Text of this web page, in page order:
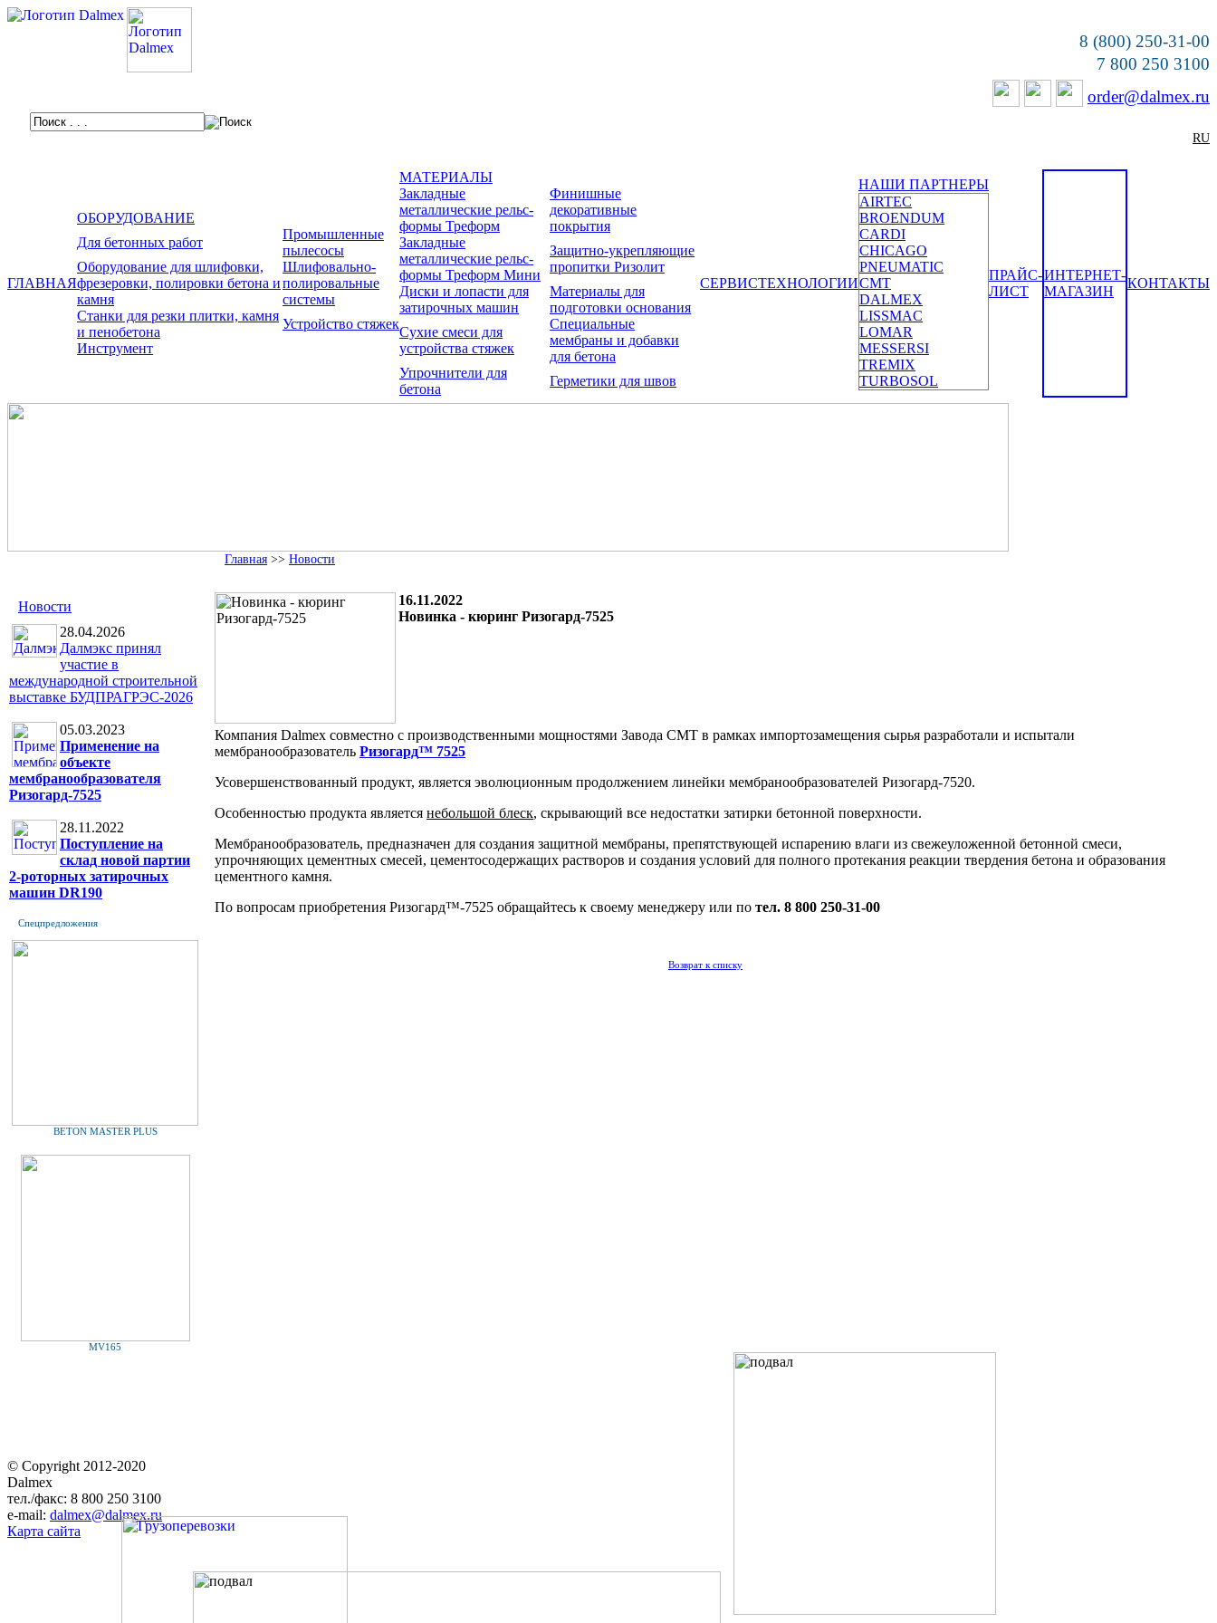
8 (800) 250-31-00
7 800 250 3100
order@dalmex.ru
RU
ГЛАВНАЯ
ОБОРУДОВАНИЕ
Для бетонных работ
Промышленные
пылесосы
Оборудование для шлифовки,
фрезеровки, полировки бетона и
камня
Шлифовально-
полировальные
системы
Станки для резки плитки, камня
и пенобетона
Устройство стяжек
Инструмент
МАТЕРИАЛЫ
Закладные
металлические рельс-
формы Треформ
Финишные
декоративные
покрытия
Закладные
металлические рельс-
формы Треформ Мини
Защитно-укрепляющие
пропитки Ризолит
Диски и лопасти для
затирочных машин
Материалы для
подготовки основания
Сухие смеси для
устройства стяжек
Специальные
мембраны и добавки
для бетона
Упрочнители для
бетона
Герметики для швов
СЕРВИСТЕХНОЛОГИИ
НАШИ ПАРТНЕРЫ
AIRTEC
BROENDUM
CARDI
CHICAGO
PNEUMATIC
CMT
DALMEX
LISSMAC
LOMAR
MESSERSI
TREMIX
TURBOSOL
ПРАЙС-
ЛИСТ
ИНТЕРНЕТ-
МАГАЗИН
КОНТАКТЫ
Главная >> Новости
Новости
28.04.2026
Далмэкс принял
участие в
международной строительной
выставке БУДПРАГРЭС-2026
05.03.2023
Применение на
объекте
мембранообразователя
Ризогард-7525
28.11.2022
Поступление на
склад новой партии
2-роторных затирочных
машин DR190
Спецпредложения
BETON MASTER PLUS
MV165
16.11.2022
Новинка - кюринг Ризогард-7525
Компания Dalmex совместно с производственными мощностями Завода СМТ в рамках импортозамещения сырья разработали и испытали
мембранообразователь Ризогард™ 7525
Усовершенствованный продукт, является эволюционным продолжением линейки мембранообразователей Ризогард-7520.
Особенностью продукта является небольшой блеск, скрывающий все недостатки затирки бетонной поверхности.
Мембранообразователь, предназначен для создания защитной мембраны, препятствующей испарению влаги из свежеуложенной бетонной смеси,
упрочняющих цементных смесей, цементосодержащих растворов и создания условий для полного протекания реакции твердения бетона и образования
цементного камня.
По вопросам приобретения Ризогард™-7525 обращайтесь к своему менеджеру или по тел. 8 800 250-31-00
Возврат к списку
© Copyright 2012-2020
Dalmex
тел./факс: 8 800 250 3100
e-mail: dalmex@dalmex.ru
Карта сайта